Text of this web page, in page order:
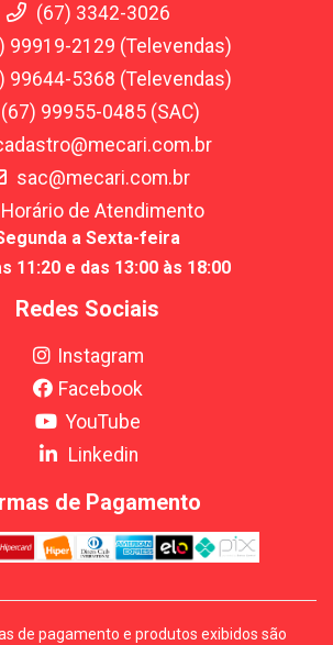
(67) 3342-3026
99919-2129 (Televendas)
99644-5368 (Televendas)
(67) 99955-0485 (SAC)
sac@mecari.com.br
Horário de Atendimento
a Sexta-feira
11:20 e das 13:00 às 18:00
Redes Sociais
Instagram
Facebook
YouTube
Linkedin
de Pagamento
de pagamento e produtos exibidos são